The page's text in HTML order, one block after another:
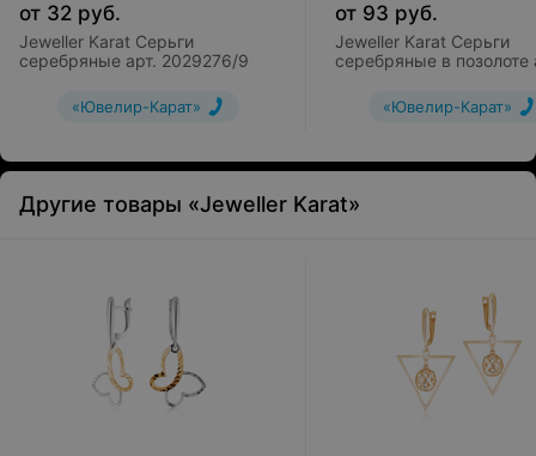
от 32 руб.
Jeweller Karat Серьги
серебряные арт. 2029276/9
«Ювелир-Карат»
от 93 руб.
Jeweller Karat Серьги
серебряные в позолоте
«Ювелир-Карат»
Другие товары «Jeweller Karat»